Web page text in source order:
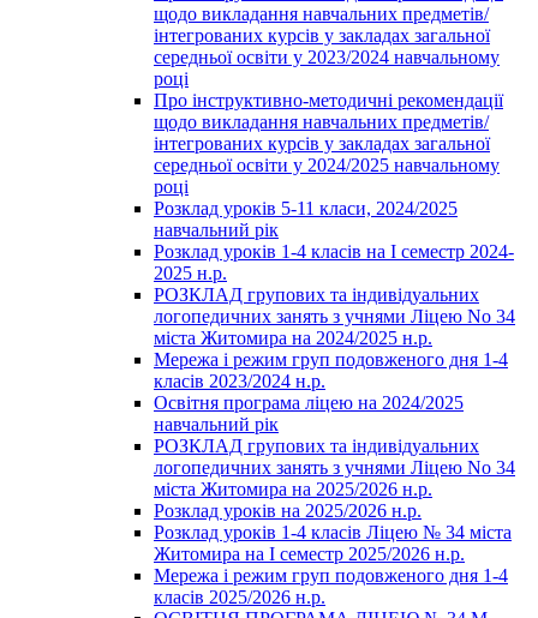
щодо викладання навчальних предметів/
інтегрованих курсів у закладах загальної
середньої освіти у 2023/2024 навчальному
році
Про інструктивно-методичні рекомендації
щодо викладання навчальних предметів/
інтегрованих курсів у закладах загальної
середньої освіти у 2024/2025 навчальному
році
Розклад уроків 5-11 класи, 2024/2025
навчальний рік
Розклад уроків 1-4 класів на І семестр 2024-
2025 н.р.
РОЗКЛАД групових та індивідуальних
логопедичних занять з учнями Ліцею No 34
міста Житомира на 2024/2025 н.р.
Мережа і режим груп подовженого дня 1-4
класів 2023/2024 н.р.
Освітня програма ліцею на 2024/2025
навчальний рік
РОЗКЛАД групових та індивідуальних
логопедичних занять з учнями Ліцею No 34
міста Житомира на 2025/2026 н.р.
Розклад уроків на 2025/2026 н.р.
Розклад уроків 1-4 класів Ліцею № 34 міста
Житомира на І семестр 2025/2026 н.р.
Мережа і режим груп подовженого дня 1-4
класів 2025/2026 н.р.